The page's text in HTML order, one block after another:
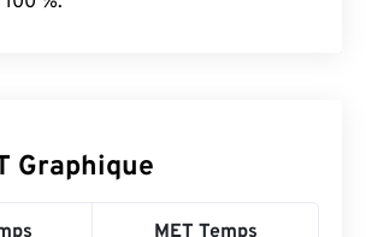
Graphique
MET Temps